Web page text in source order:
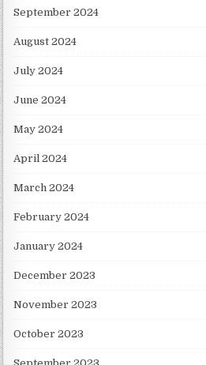
September 2024
August 2024
July 2024
June 2024
May 2024
April 2024
March 2024
February 2024
January 2024
December 2023
November 2023
October 2023